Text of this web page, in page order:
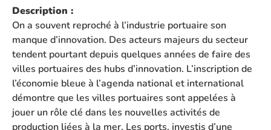
Description :
On a souvent reproché à l’industrie portuaire son
manque d’innovation. Des acteurs majeurs du secteur
tendent pourtant depuis quelques années de faire des
villes portuaires des hubs d’innovation. L’inscription de
l’économie bleue à l’agenda national et international
démontre que les villes portuaires sont appelées à
jouer un rôle clé dans les nouvelles activités de
production liées à la mer. Les ports, investis d’une